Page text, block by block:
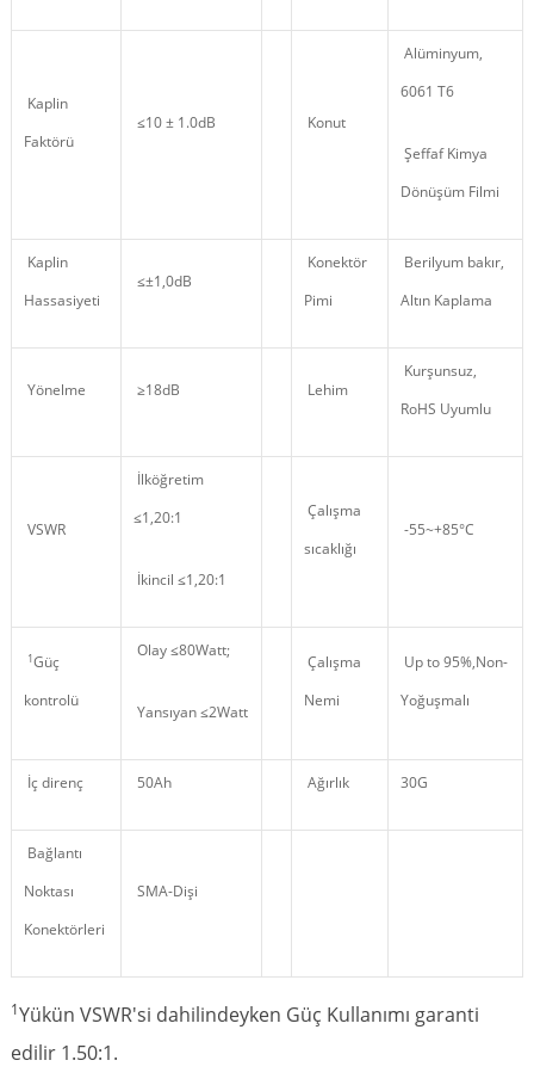
Kaplin
Faktörü
≤10 ± 1.0dB Konut
Alüminyum,
6061 T6
Şeffaf Kimya
Dönüşüm Filmi
Kaplin
Hassasiyeti
≤±1,0dB
Konektör
Pimi
Berilyum bakır,
Altın Kaplama
Yönelme ≥18dB Lehim
Kurşunsuz,
RoHS Uyumlu
VSWR
İlköğretim
≤1,20:1
İkincil ≤1,20:1
Çalışma
sıcaklığı
-55~+85°C
1Güç
kontrolü
Olay ≤80Watt;
Yansıyan ≤2Watt
Çalışma
Nemi
Up to 95%,Non-
Yoğuşmalı
İç direnç 50Ah Ağırlık 30G
Bağlantı
Noktası
Konektörleri
SMA-Dişi
1Yükün VSWR'si dahilindeyken Güç Kullanımı garanti
edilir 1.50:1.